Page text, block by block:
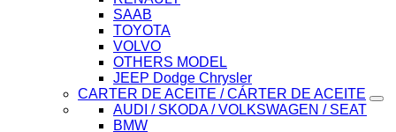
SAAB
TOYOTA
VOLVO
OTHERS MODEL
JEEP Dodge Chrysler
CARTER DE ACEITE / CÁRTER DE ACEITE
AUDI / SKODA / VOLKSWAGEN / SEAT
BMW